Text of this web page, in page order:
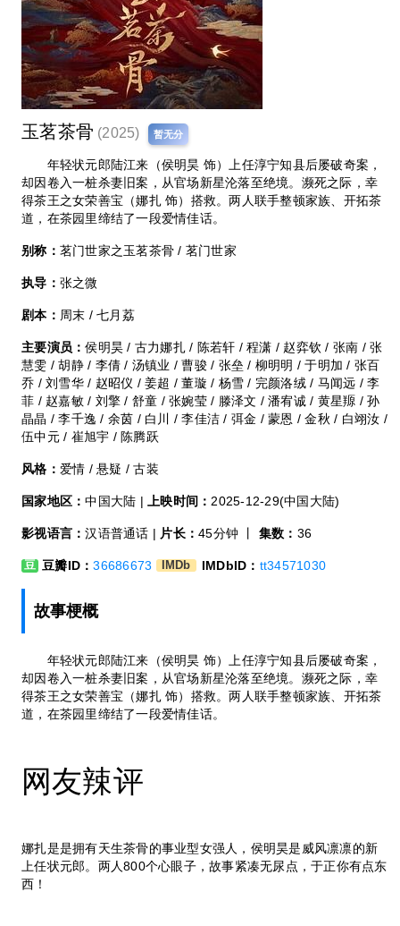
玉茗茶骨 (2025) 暂无分
年轻状元郎陆江来（侯明昊 饰）上任淳宁知县后屡破奇案，
却因卷入一桩杀妻旧案，从官场新星沦落至绝境。濒死之际，幸
得茶王之女荣善宝（娜扎 饰）搭救。两人联手整顿家族、开拓茶
道，在茶园里缔结了一段爱情佳话。
别称： 茗门世家之玉茗茶骨 / 茗门世家
执导： 张之微
剧本： 周末 / 七月荔
主要演员：侯明昊 / 古力娜扎 / 陈若轩 / 程潇 / 赵弈钦 / 张南 / 张
慧雯 / 胡静 / 李倩 / 汤镇业 / 曹骏 / 张垒 / 柳明明 / 于明加 / 张百
乔 / 刘雪华 / 赵昭仪 / 姜超 / 董璇 / 杨雪 / 完颜洛绒 / 马闻远 / 李
菲 / 赵嘉敏 / 刘擎 / 舒童 / 张婉莹 / 滕泽文 / 潘宥诚 / 黄星羱 / 孙
晶晶 / 李千逸 / 余茵 / 白川 / 李佳洁 / 弭金 / 蒙恩 / 金秋 / 白翊汝 /
伍中元 / 崔旭宇 / 陈腾跃
风格： 爱情 / 悬疑 / 古装
国家地区：中国大陆 | 上映时间： 2025-12-29(中国大陆)
影视语言：汉语普通话 | 片长：45分钟 丨 集数： 36
豆 豆瓣ID：36686673 IMDb IMDbID： tt34571030
故事梗概
年轻状元郎陆江来（侯明昊 饰）上任淳宁知县后屡破奇案，
却因卷入一桩杀妻旧案，从官场新星沦落至绝境。濒死之际，幸
得茶王之女荣善宝（娜扎 饰）搭救。两人联手整顿家族、开拓茶
道，在茶园里缔结了一段爱情佳话。
网友辣评
娜扎是是拥有天生茶骨的事业型女强人，侯明昊是威风凛凛的新
上任状元郎。两人800个心眼子，故事紧凑无尿点，于正你有点东
西！